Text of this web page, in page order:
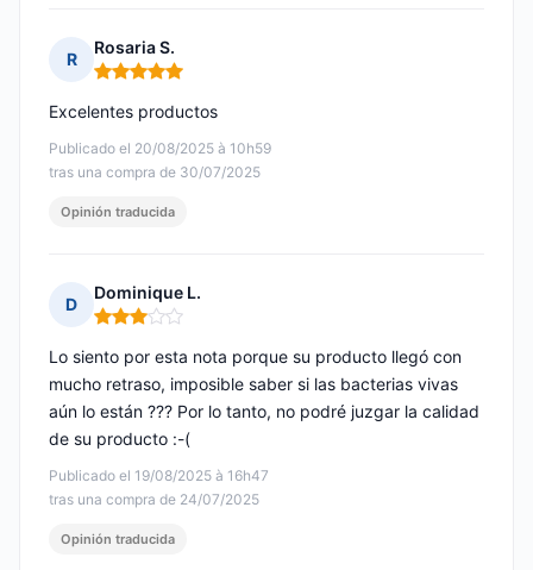
R
Rosaria S.
Nota: 5 de 5
Publicado el 20/08/2025 à 10h59
tras una compra de 30/07/2025
Excelentes productos
Opinión traducida
D
Dominique L.
Nota: 3 de 5
Publicado el 19/08/2025 à 16h47
tras una compra de 24/07/2025
Lo siento por esta nota porque su producto llegó con
mucho retraso, imposible saber si las bacterias vivas
aún lo están ??? Por lo tanto, no podré juzgar la calidad
de su producto :-(
Opinión traducida